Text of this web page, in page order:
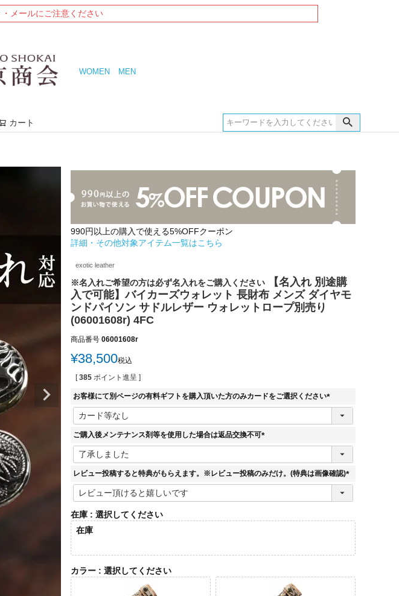
メールにご注意ください
WOMEN MEN
カート
990円以上の購入で使える5%OFFクーポン
詳細・その他対象アイテム一覧はこちら
exotic leather
※名入れご希望の方は必ず名入れをご購入ください
【名入れ 別途購
入で可能】バイカーズウォレット 長財布 メンズ ダイヤモ
ンドパイソン サドルレザー ウォレットロープ別売り
(06001608r) 4FC
商品番号 06001608r
¥38,500税込
[ 385 ポイント進呈 ]
お客様にて別ページの有料ギフトを購入頂いた方のみカードをご選択ください
(
ご購入後メンテナンス剤等を使用した場合は返品交換不可
(
須
レビュー投稿すると特典がもらえます。※レビュー投稿のみだけ。(特典は画像確認)
(
)
在庫
選択してください
在庫
カラー 選択してください